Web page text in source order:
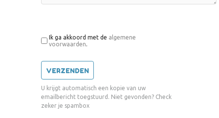
Ik ga akkoord met de algemene
voorwaarden.
U krijgt automatisch een kopie van uw
emailbericht toegstuurd. Niet gevonden? Check
zeker je spambox